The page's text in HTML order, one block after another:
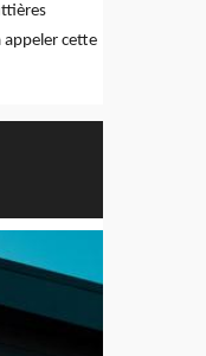
appeler cette